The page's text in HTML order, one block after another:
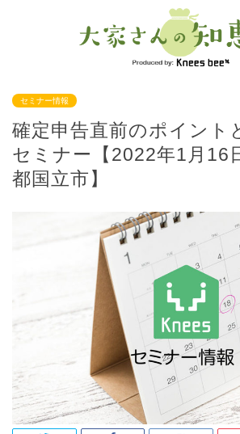
セミナー情報
確定申告直前のポイント
セミナー【2022年1月16
都国立市】